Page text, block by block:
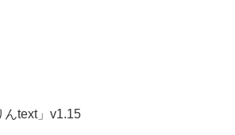
んtext」v1.15